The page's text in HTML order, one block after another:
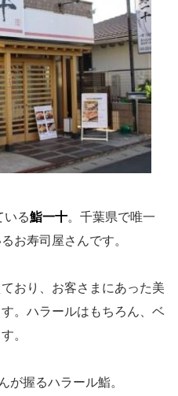
いる鮨一十。千葉県で唯一
お寿司屋さんです。
おり、お客さまにあった美
。ハラールはもちろん、ベ
。
握るハラール鮨。